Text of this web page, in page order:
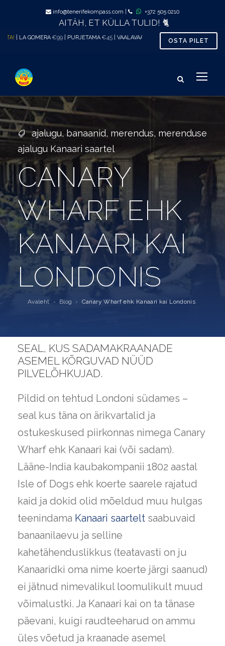
info@tenerifekompass.com +372 505 0210
AITÄH, ET KÜLLA TULID! 🐈
GOMERA€99| PURJETAMA€45| VAALAVAATLUS al. | TÕENÄOLISELT
OSTA PILET
ajalugu, banaanid, merendus, merenduse
ajalugu Kanaari saartel
CANARY
WHARF EHK
KANAARI KAI
LONDONIS
Avaleht › Blog › Canary Wharf ehk Kanaari kai Londonis
SEAL, KUS SADAMAKRAANADE
ASEMEL KÕRGUVAD NÜÜD
PILVELÕHKUJAD.
Pildid on tehtud Londoni südames –
seal kus täna on ärikvartalid ja
ostukeskused piirkonnas nimega Canary
Wharf ehk Kanaari kai (või sadam).
Lääne-India kaubakompanii 1802 aastal
Isle of Dogs ehk koerte saarele rajatud
kaid ja dokid olid mõeldud muu hulgas
teenindama Kanaari saartelt saabuvaid
banaanilaevu ja selline
kahetähenduslikkus (teatavasti on ju
Kanaaridki oma nime koerte järgi saanud)
ei jätnud nimevalikul loomulikult muud
võimalustki. Ja Kanaari kai on ta tänase
päevani, kuigi raudteeharud on ammu
üles võetud ja kraanade asemel